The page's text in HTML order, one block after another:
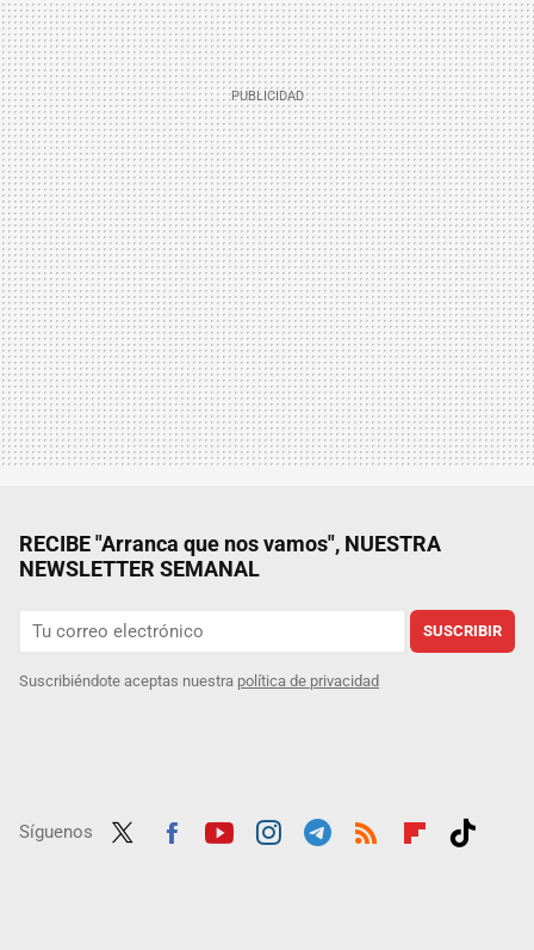
RECIBE "Arranca que nos vamos", NUESTRA
NEWSLETTER SEMANAL
SUSCRIBIR
Suscribiéndote aceptas nuestra política de privacidad
Síguenos